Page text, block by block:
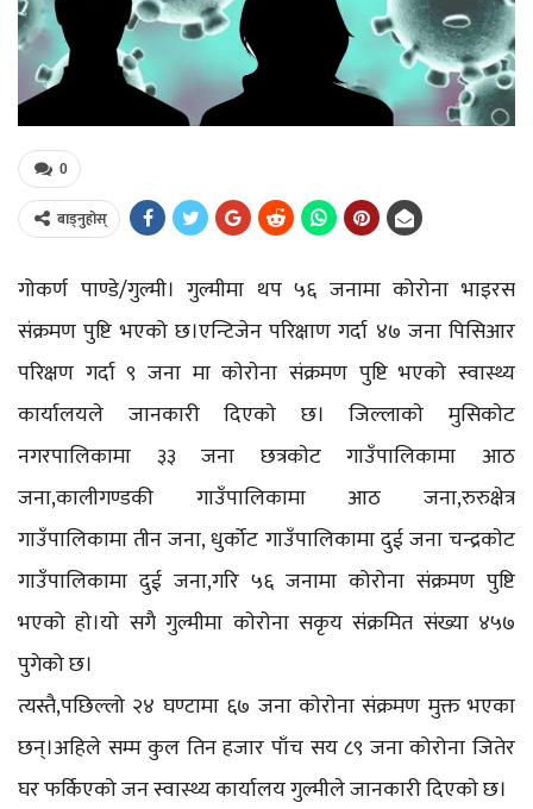
0
बाड्नुहोस्
गोकर्ण पाण्डे/गुल्मी। गुल्मीमा थप ५६ जनामा कोरोना भाइरस
संक्रमण पुष्टि भएको छ।एन्टिजेन परिक्षाण गर्दा ४७ जना पिसिआर
परिक्षण गर्दा ९ जना मा काेराेना संक्रमण पुष्टि भएको स्वास्थ्य
कार्यालयले जानकारी दिएकाे छ। जिल्लाकाे मुसिकाेट
नगरपालिकामा ३३ जना छत्रकाेट गाउँपालिकामा आठ
जना,कालीगण्डकी गाउँपालिकामा आठ जना,रुरुक्षेत्र
गाउँपालिकामा तीन जना, धुर्कोट गाउँपालिकामा दुई जना चन्द्रकाेट
गाउँपालिकामा दुई जना,गरि ५६ जनामा कोरोना संक्रमण पुष्टि
भएको हाे।याे सगै गुल्मीमा काेराेना सकृय संक्रमित संख्या ४५७
पुगेको छ।
त्यस्तै,पछिल्लो २४ घण्टामा ६७ जना काेराेना संक्रमण मुक्त भएका
छन्।अहिले सम्म कुल तिन हजार पाँच सय ८९ जना कोरोना जितेर
घर फर्किएको जन स्वास्थ्य कार्यालय गुल्मीले जानकारी दिएकाे छ।